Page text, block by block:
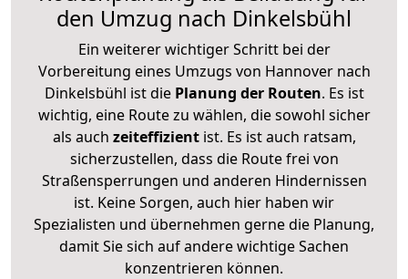
den Umzug nach Dinkelsbühl
Ein weiterer wichtiger Schritt bei der
Vorbereitung eines Umzugs von Hannover nach
Dinkelsbühl ist diePlanung der Routen. Es ist
wichtig, eine Route zu wählen, die sowohl sicher
als auch zeiteffizientist. Es ist auch ratsam,
sicherzustellen, dass die Route frei von
Straßensperrungen und anderen Hindernissen
ist. Keine Sorgen, auch hier haben wir
Spezialisten und übernehmen gerne die Planung,
damit Sie sich auf andere wichtige Sachen
konzentrieren können.